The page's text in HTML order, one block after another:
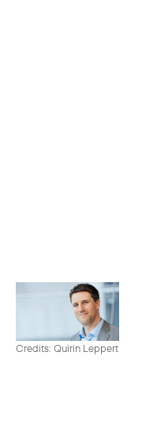
Credits: Quirin Leppert